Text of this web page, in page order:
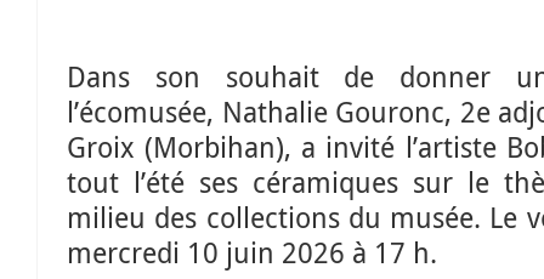
Dans son souhait de donner
l’écomusée, Nathalie Gouronc, 2e
Groix (Morbihan), a invité l’artiste
tout l’été ses céramiques sur le
milieu des collections du musée. Le
mercredi 10 juin 2026 à 17 h.